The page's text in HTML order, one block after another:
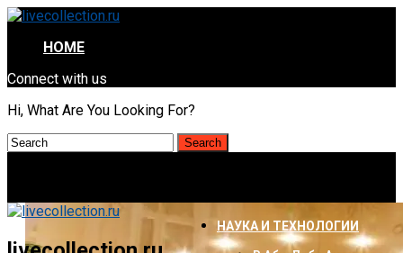
HOME
Connect with us
Hi, What Are You Looking For?
НАУКА И ТЕХНОЛОГИИ